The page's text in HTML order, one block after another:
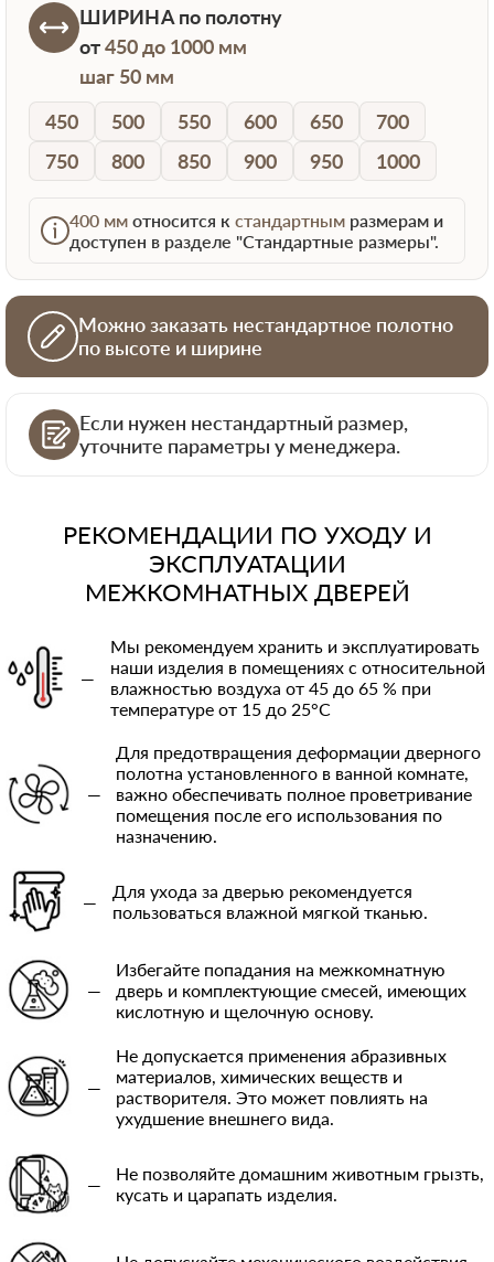
ШИРИНАпо полотну
от450 до 1000 мм
шаг 50 мм
450
500 550 600 650
700
750
800 850 900 950 1000
400 мм относится к стандартным размерам и
доступен в разделе "Стандартные размеры".
Можно заказать нестандартное полотно
по высоте и ширине
Если нужен нестандартный размер,
уточните параметры у менеджера.
РЕКОМЕНДАЦИИ ПО УХОДУ И
ЭКСПЛУАТАЦИИ
МЕЖКОМНАТНЫХ ДВЕРЕЙ
—
Мы рекомендуем хранить и эксплуатировать
наши изделия в помещениях с относительной
влажностью воздуха от 45 до 65 % при
температуре от 15 до 25°C
—
Для предотвращения деформации дверного
полотна установленного в ванной комнате,
важно обеспечивать полное проветривание
помещения после его использования по
назначению.
—
Для ухода за дверью рекомендуется
пользоваться влажной мягкой тканью.
—
Избегайте попадания на межкомнатную
дверь и комплектующие смесей, имеющих
кислотную и щелочную основу.
—
Не допускается применения абразивных
материалов, химических веществ и
растворителя. Это может повлиять на
ухудшение внешнего вида.
—
Не позволяйте домашним животным грызть,
кусать и царапать изделия.